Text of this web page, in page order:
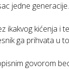
jedne generacije.
ikakvog kićenja i
ga prihvata u
govorom